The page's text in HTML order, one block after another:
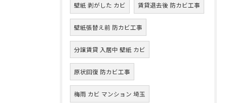
壁紙 剥がした カビ 賃貸退去後 防カビ工事
壁紙張替え前 防カビ工事
分譲賃貸 入居中 壁紙 カビ
原状回復 防カビ工事
梅雨 カビ マンション 埼玉